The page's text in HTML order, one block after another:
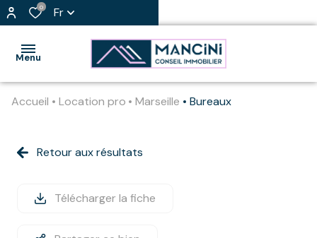
0 Fr
Menu
nos
appartement
loft
l'agence
Accueil Location pro Marseille Bureaux
Retour aux résultats
Télécharger la fiche